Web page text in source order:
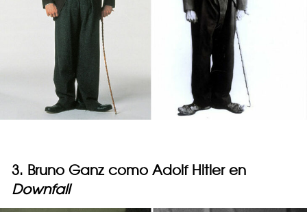
3. Bruno Ganz como Adolf Hitler en
Downfall